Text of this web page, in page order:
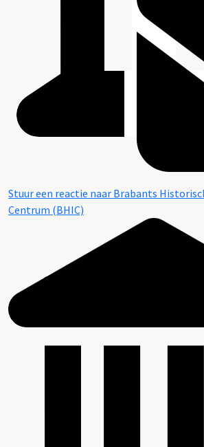
Stuur een reactie naar Brabants
Centrum (BHIC)